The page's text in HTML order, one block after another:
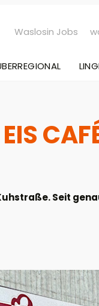
Waslosin Jobs
Seit